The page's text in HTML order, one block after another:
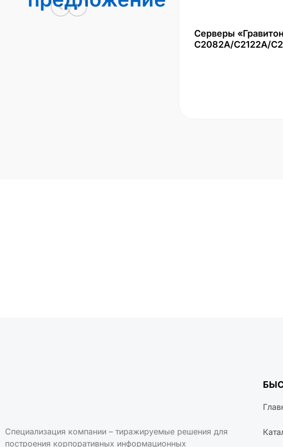
Серверы
С2082А/С2122А/
Специализация компании – тиражируемые решения для
построения корпоративных информационных